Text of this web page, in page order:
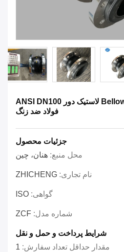
پمپ فلانژ گسترش Bellows لاستیک دور ANSI DN100
فولاد ضد زنگ
جزئیات محصول
محل منبع: هنان، چین
نام تجاری: ZHICHENG
گواهی: ISO
شماره مدل: ZCF
شرایط پرداخت و حمل و نقل
مقدار حداقل تعداد سفارش: 1